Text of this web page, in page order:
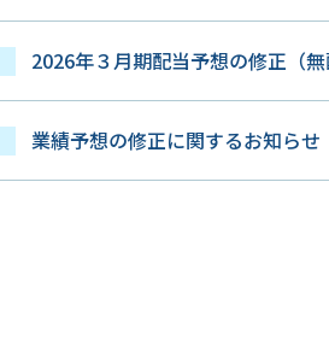
2026年３月期配当予想の修正（
業績予想の修正に関するお知らせ